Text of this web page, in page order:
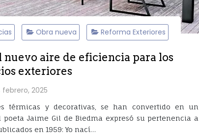
Obra nueva Reforma Exteriores
nuevo aire de eficiencia para los
exteriores
febrero, 2025
térmicas y decorativas, se han convertido en un
Jaime Gil de Biedma expresó su pertenencia a
en 1959: Yo nací…